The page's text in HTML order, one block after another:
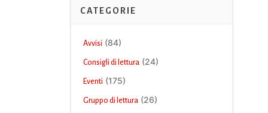
CATEGORIE
Avvisi (84)
Consigli di lettura(24)
Eventi (175)
Gruppo di lettura(26)